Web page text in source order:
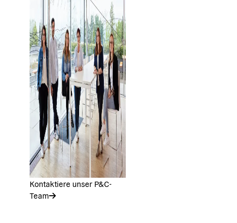
Kontaktiere unser P&C-
Team